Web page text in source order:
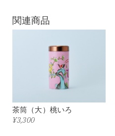
関連商品
茶筒（大）桃いろ
¥3,300